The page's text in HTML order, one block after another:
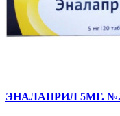
ЭНАЛАПРИЛ 5МГ.